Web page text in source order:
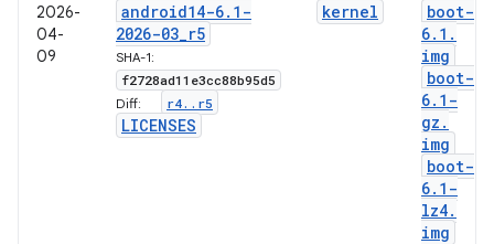
2026-
04-
09
android14-6. 1-
2026-03_r5
SHA-1:
f2728ad11e3cc88b95d5
Diff: r4. . r5
LICENSES
kernel
boot-
6. 1 .
img
boot-
6. 1-
gz .
img
boot-
6. 1-
lz4.
img